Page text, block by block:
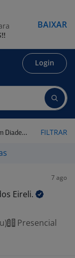
Login
- SP FILTRAR
7 ago
Eireli.
Presencial
BAIXAR